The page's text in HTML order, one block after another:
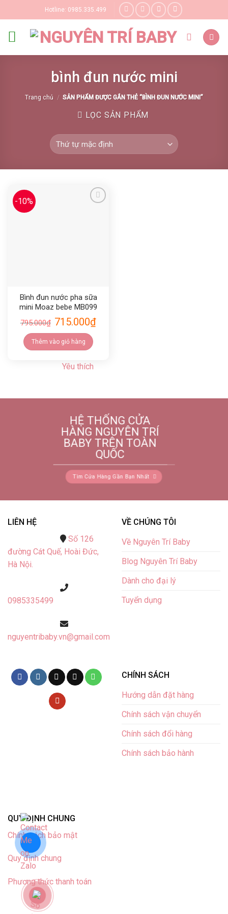
to
content
Hotline: 0985.335.499
bình đun nước mini
Trang chủ / SẢN PHẨM ĐƯỢC GẮN THẺ “BÌNH ĐUN NƯỚC MINI”
LỌC SẢN PHẨM
-10%
Bình đun nước pha sữa
mini Moaz bebe MB099
795.000₫ 715.000₫
Thêm vào giỏ hàng
Yêu thích
HỆ THỐNG CỬA
HÀNG NGUYÊN TRÍ
BABY TRÊN TOÀN
QUỐC
Tìm Cửa Hàng Gần Bạn Nhất
LIÊN HỆ
Số 126
đường Cát Quế, Hoài Đức,
Hà Nội.
0985335499
nguyentribaby.vn@gmail.com
VỀ CHÚNG TÔI
Về Nguyên Trí Baby
Blog Nguyên Trí Baby
Dành cho đại lý
Tuyển dụng
CHÍNH SÁCH
Hướng dẫn đặt hàng
Chính sách vận chuyển
Chính sách đổi hàng
Chính sách bảo hành
QUY ĐỊNH CHUNG
Chính sách bảo mật
Quy định chung
Phương thức thanh toán